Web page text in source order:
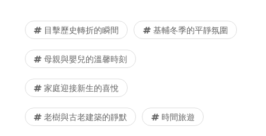
目擊歷史轉折的瞬間 基輔冬季的平靜氛圍
母親與嬰兒的溫馨時刻
家庭迎接新生的喜悅
老樹與古老建築的靜默 時間旅遊